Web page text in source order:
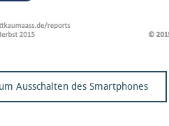
Ausschalten des Smartphones